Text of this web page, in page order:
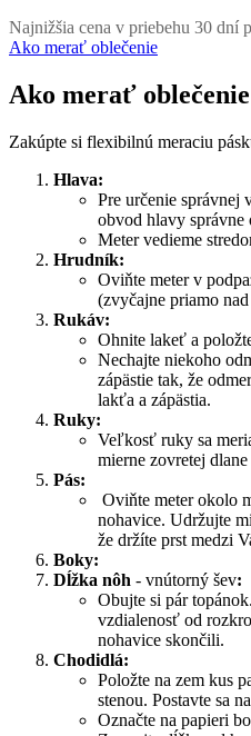
Najnižšia cena v priebehu 30 dní
Ako merať oblečenie
Ako merať oblečenie
Zakúpte si flexibilnú meraciu
Hlava:
Pre určenie správnej
obvod hlavy správne
Meter vedieme
Hrudník:
Oviňte meter v
(zvyčajne priamo
Rukáv:
Ohnite lakeť a
Nechajte niekoho
zápästie tak, že
lakťa a zápästia.
Ruky:
Veľkosť ruky sa
mierne zovretej
Pás:
Oviňte meter okolo
nohavice. Udržujte
že držíte prst medzi
Boky:
Dĺžka nôh - vnútorný šev:
Obujte si pár
vzdialenosť od
nohavice skončili.
Chodidlá:
Položte na zem kus
stenou. Postavte sa
Označte na papieri